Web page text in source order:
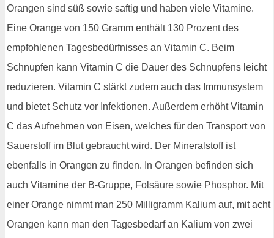
Orangen sind süß sowie saftig und haben viele Vitamine.
Eine Orange von 150 Gramm enthält 130 Prozent des
empfohlenen Tagesbedürfnisses an Vitamin C. Beim
Schnupfen kann Vitamin C die Dauer des Schnupfens leicht
reduzieren. Vitamin C stärkt zudem auch das Immunsystem
und bietet Schutz vor Infektionen. Außerdem erhöht Vitamin
C das Aufnehmen von Eisen, welches für den Transport von
Sauerstoff im Blut gebraucht wird. Der Mineralstoff ist
ebenfalls in Orangen zu finden. In Orangen befinden sich
auch Vitamine der B-Gruppe, Folsäure sowie Phosphor. Mit
einer Orange nimmt man 250 Milligramm Kalium auf, mit acht
Orangen kann man den Tagesbedarf an Kalium von zwei